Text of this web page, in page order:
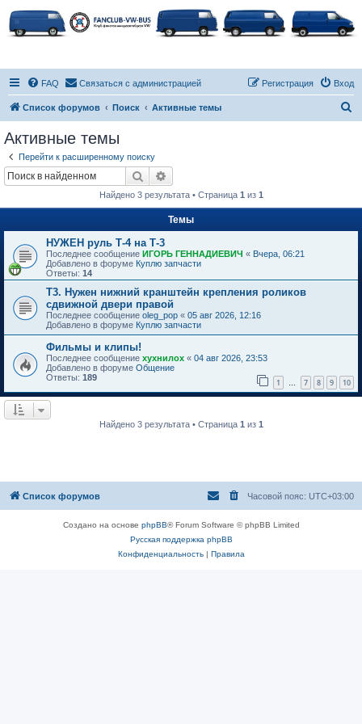
FAQ Связаться с администрацией Вход
Регистрация
Список форумов Поиск Активные темы
Активные темы
Перейти к расширенному поиску
Поиск
Найдено 3 результата • Страница 1 из 1
Темы
НУЖЕН руль Т-4 на Т-3
Последнее сообщение ИГОРЬ ГЕННАДИЕВИЧ « Вчера, 06:21
Добавлено в форуме Куплю запчасти
Ответы: 14
Т3. Нужен нижний кранштейн крепления роликов
сдвижной двери правой
Последнее сообщение oleg_pop « 05 авг 2026, 12:16
Добавлено в форуме Куплю запчасти
Фильмы и клипы!
Последнее сообщение хухнилох « 04 авг 2026, 23:53
Добавлено в форуме Общение
Ответы: 189 1 … 7 8 9 10
Найдено 3 результата • Страница 1 из 1
Список форумов Часовой пояс: UTC+03:00
Создано на основе phpBB® Forum Software © phpBB Limited
Русская поддержка phpBB
Конфиденциальность| Правила